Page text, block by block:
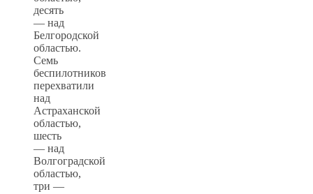
десять
— над
Белгородской
областью.
Семь
беспилотников
перехватили
над
Астраханской
областью,
шесть
— над
Волгоградской
областью,
три —